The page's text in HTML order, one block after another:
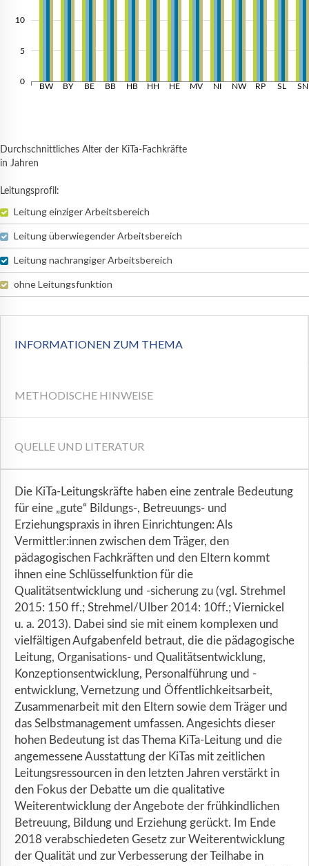
BW BY BE BB HB HH HE MV NI NW RP SL SN
0
5
10
Durchschnittliches Alter der KiTa-Fachkräfte
in Jahren
Leitungsprofil:
Leitung einziger Arbeitsbereich
Leitung überwiegender Arbeitsbereich
Leitung nachrangiger Arbeitsbereich
ohne Leitungsfunktion
INFORMATIONEN ZUM THEMA
METHODISCHE HINWEISE
QUELLE UND LITERATUR
Die KiTa-Leitungskräfte haben eine zentrale Bedeutung
für eine „gute“ Bildungs-, Betreuungs- und
Erziehungspraxis in ihren Einrichtungen: Als
Vermittler:innen zwischen dem Träger, den
pädagogischen Fachkräften und den Eltern kommt
ihnen eine Schlüsselfunktion für die
Qualitätsentwicklung und -sicherung zu (vgl. Strehmel
2015: 150 ff.; Strehmel/Ulber 2014: 10ff.; Viernickel
u. a. 2013). Dabei sind sie mit einem komplexen und
vielfältigen Aufgabenfeld betraut, die die pädagogische
Leitung, Organisations- und Qualitätsentwicklung,
Konzeptionsentwicklung, Personalführung und -
entwicklung, Vernetzung und Öffentlichkeitsarbeit,
Zusammenarbeit mit den Eltern sowie dem Träger und
das Selbstmanagement umfassen. Angesichts dieser
hohen Bedeutung ist das Thema KiTa-Leitung und die
angemessene Ausstattung der KiTas mit zeitlichen
Leitungsressourcen in den letzten Jahren verstärkt in
den Fokus der Debatte um die qualitative
Weiterentwicklung der Angebote der frühkindlichen
Betreuung, Bildung und Erziehung gerückt. Im Ende
2018 verabschiedeten Gesetz zur Weiterentwicklung
der Qualität und zur Verbesserung der Teilhabe in